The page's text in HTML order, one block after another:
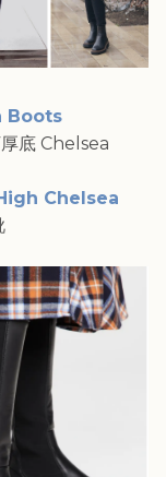
Boots
底 Chelsea
Chelsea